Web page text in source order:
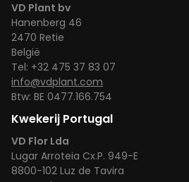
VD Plant bv
Hanenberg 46
2470 Retie
België
Tel: +32 475 37 83 07
info@vdplant.com
Btw: BE 0477.166.754
Kwekerij Portugal
VD Flor Lda
Lugar Arroteia Cx.P. 949-E
8800-102 Luz de Tavira